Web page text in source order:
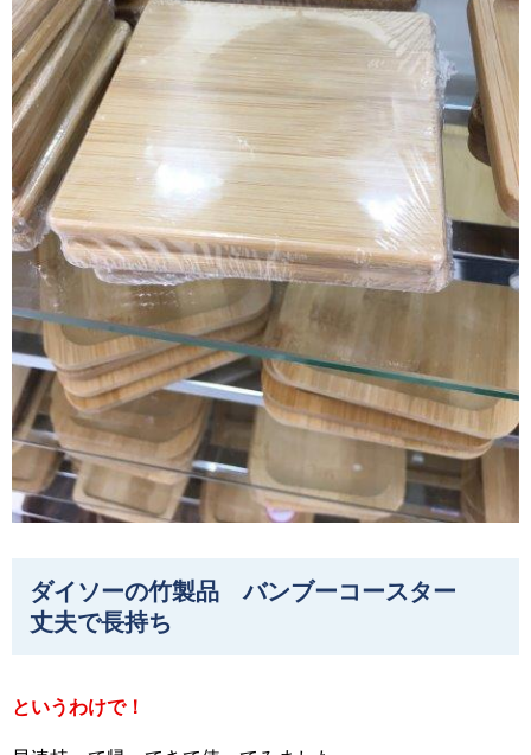
ダイソーの竹製品 バンブーコースター
丈夫で長持ち
というわけで！